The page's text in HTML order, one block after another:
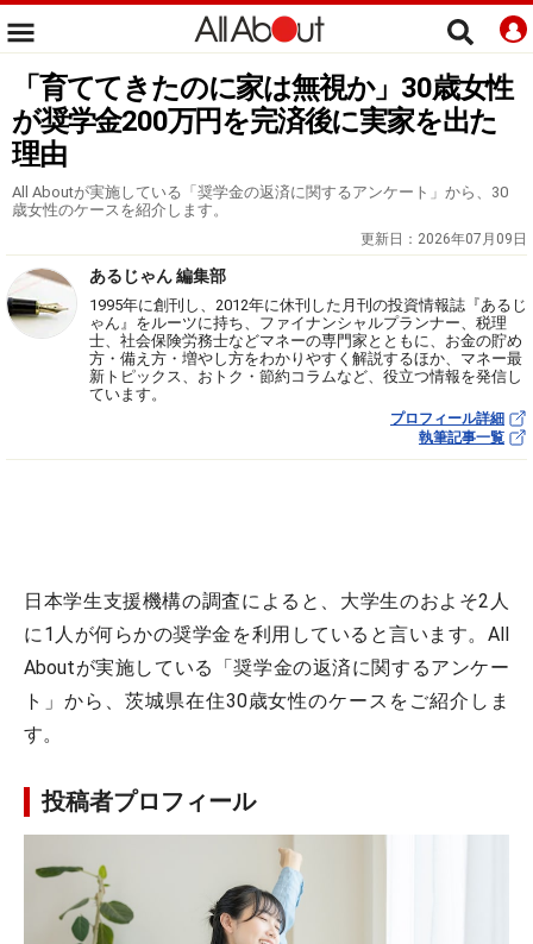
「育ててきたのに家は無視か」30歳女性
が奨学金200万円を完済後に実家を出た
理由
All Aboutが実施している「奨学金の返済に関するアンケート」から、30
歳女性のケースを紹介します。
更新日： 2026年07月09日
あるじゃん 編集部
1995年に創刊し、2012年に休刊した月刊の投資情報誌『あるじ
ゃん』をルーツに持ち、ファイナンシャルプランナー、税理
士、社会保険労務士などマネーの専門家とともに、お金の貯め
方・備え方・増やし方をわかりやすく解説するほか、マネー最
新トピックス、おトク・節約コラムなど、役立つ情報を発信し
ています。
プロフィール詳細
執筆記事一覧
日本学生支援機構の調査によると、大学生のおよそ2人
に1人が何らかの奨学金を利用していると言います。All
Aboutが実施している「奨学金の返済に関するアンケー
ト」から、茨城県在住30歳女性のケースをご紹介しま
す。
投稿者プロフィール